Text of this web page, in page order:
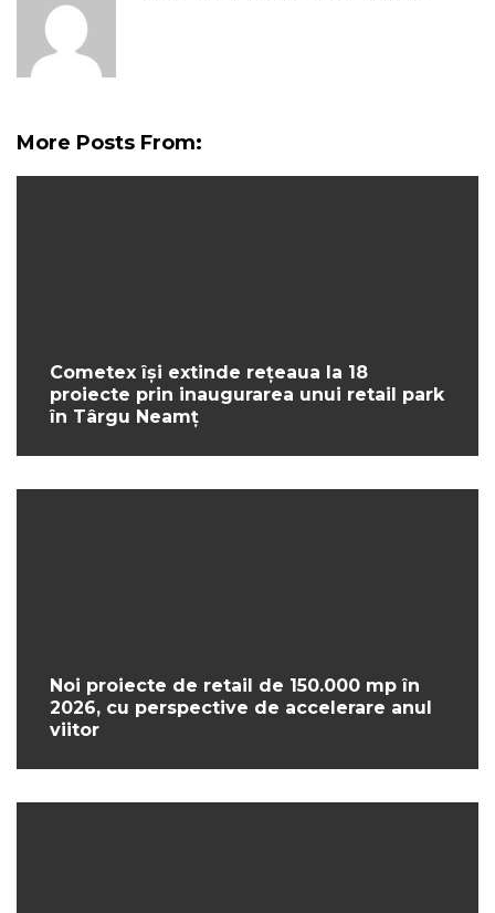
More Posts From:
Cometex își extinde rețeaua la 18
proiecte prin inaugurarea unui retail park
în Târgu Neamț
Noi proiecte de retail de 150.000 mp în
2026, cu perspective de accelerare anul
viitor